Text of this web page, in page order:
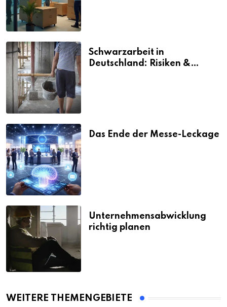
Schwarzarbeit in
Deutschland: Risiken &
Das Ende der Messe-Leckage
Unternehmensabwicklung
richtig planen
WEITERE THEMENGEBIETE